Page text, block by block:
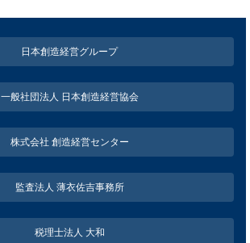
日本創造経営グループ
一般社団法人 日本創造経営協会
株式会社 創造経営センター
監査法人 薄衣佐吉事務所
税理士法人 大和